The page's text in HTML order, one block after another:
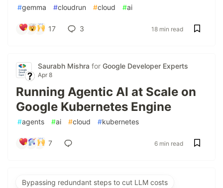
#gemma #cloudrun #cloud #ai
17 3 18 min read
Saurabh Mishra for Google Developer Experts
Apr 8
Running Agentic AI at Scale on
Google Kubernetes Engine
#agents #ai #cloud #kubernetes
7 6 min read
Bypassing redundant steps to cut LLM costs